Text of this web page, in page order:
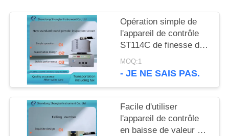
PRIVACY
POLICY
Opération simple de
l'appareil de contrôle
ST114C de finesse de
poudre d'inspection de
grain et d'huile
MOQ:1
- JE NE SAIS PAS.
Facile d'utiliser
l'appareil de contrôle
en baisse de valeur de